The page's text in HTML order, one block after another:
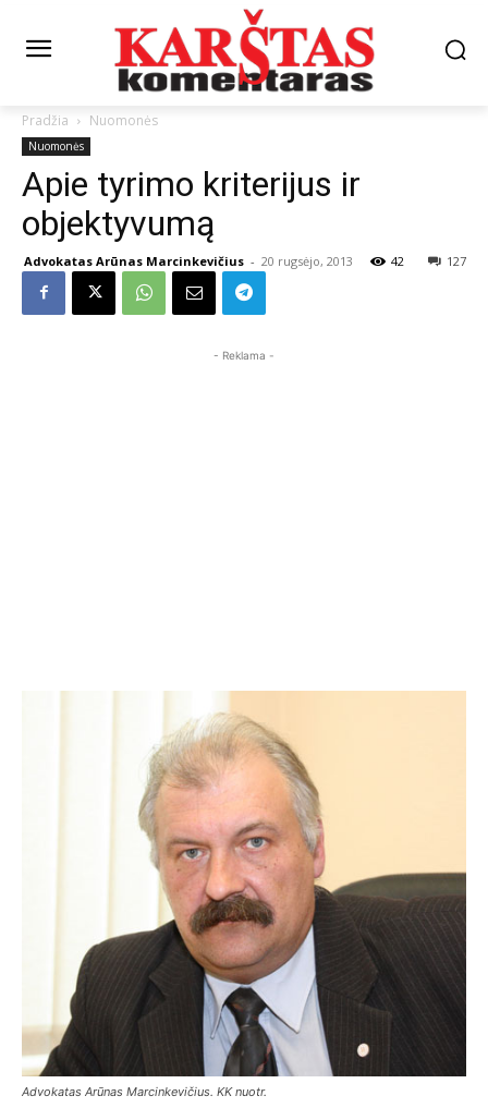
Pradžia Nuomonės
Nuomonės
Apie tyrimo kriterijus ir
objektyvumą
Advokatas Arūnas Marcinkevičius - 20 rugsėjo, 2013 127
42
- Reklama -
Advokatas Arūnas Marcinkevičius. KK nuotr.